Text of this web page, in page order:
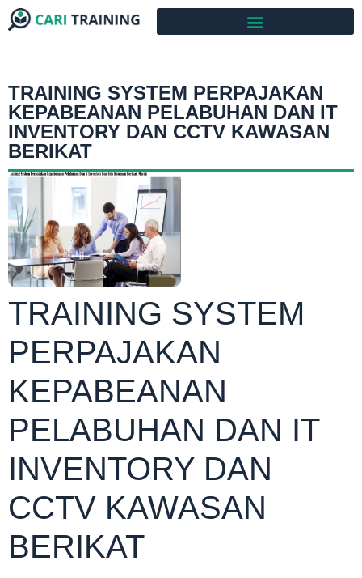
TRAINING SYSTEM PERPAJAKAN
KEPABEANAN PELABUHAN DAN IT
INVENTORY DAN CCTV KAWASAN
BERIKAT
TRAINING SYSTEM
PERPAJAKAN
KEPABEANAN
PELABUHAN DAN IT
INVENTORY DAN
CCTV KAWASAN
BERIKAT